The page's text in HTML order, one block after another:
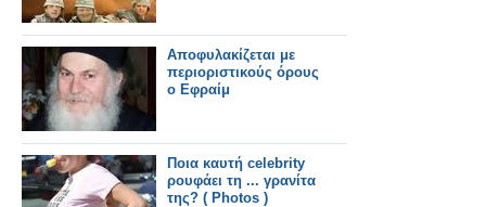
Αποφυλακίζεται με
περιοριστικούς όρους
ο Εφραίμ
Ποια καυτή celebrity
ρουφάει τη ... γρανίτα
της? ( Photos )